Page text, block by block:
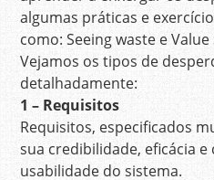
algumas práticas e
como: Seeing waste e
Vejamos os tipos de
detalhadamente:
1 – Requisitos
Requisitos, especificados
sua credibilidade, eficácia
usabilidade do sistema.